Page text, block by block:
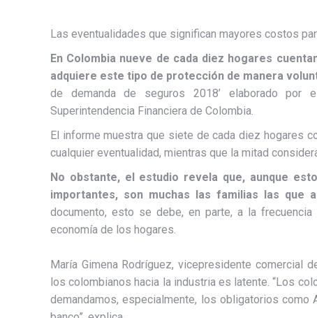
Las eventualidades que significan mayores costos
En Colombia nueve de cada diez hogares
adquiere este tipo de protección de manera
de demanda de seguros 2018’ elaborado por
Superintendencia Financiera de Colombia.
El informe muestra que siete de cada diez hogares
cualquier eventualidad, mientras que la mitad
No obstante, el estudio revela que, aunque
importantes, son muchas las familias las
documento, esto se debe, en parte, a la
economía de los hogares.
María Gimena Rodríguez, vicepresidente comercial
los colombianos hacia la industria es latente. “Los
demandamos, especialmente, los obligatorios como